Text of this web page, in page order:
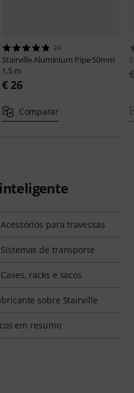
24
StairvilleAluminium Pipe 50mm
1,5 m
€ 26
Comparar
para travessas
de transporte
racks e sacos
sobre Stairville
em resumo